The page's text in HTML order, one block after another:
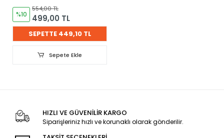
%10
554,00 TL
499,00 TL
SEPETTE 449,10 TL
Sepete Ekle
HIZLI VE GÜVENİLİR KARGO
Siparişleriniz hızlı ve korunaklı olarak gönderilir.